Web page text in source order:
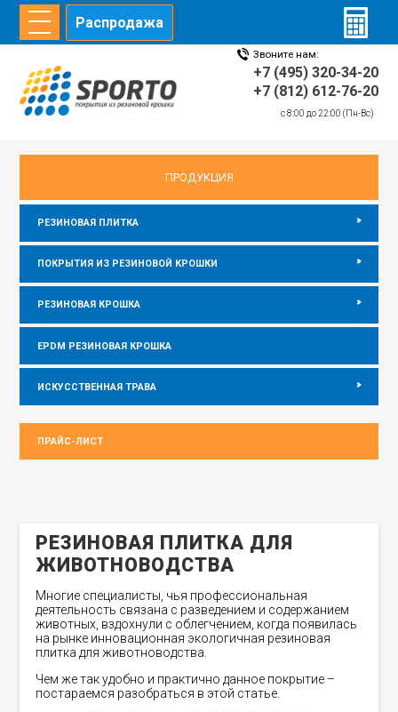
Распродажа
Звоните нам:
+7 (495) 320-34-20
+7 (812) 612-76-20
c 8:00 до 22:00 (Пн-Вс)
главная
ПРОДУКЦИЯ
РЕЗИНОВАЯ ПЛИТКА
ПОКРЫТИЯ ИЗ РЕЗИНОВОЙ КРОШКИ
РЕЗИНОВАЯ КРОШКА
EPDM РЕЗИНОВАЯ КРОШКА
ИСКУССТВЕННАЯ ТРАВА
ПРАЙС-ЛИСТ
РЕЗИНОВАЯ ПЛИТКА ДЛЯ
ЖИВОТНОВОДСТВА
Многие специалисты, чья профессиональная
деятельность связана с разведением и содержанием
животных, вздохнули с облегчением, когда появилась
на рынке инновационная экологичная резиновая
плитка для животноводства.
Чем же так удобно и практично данное покрытие –
постараемся разобраться в этой статье.